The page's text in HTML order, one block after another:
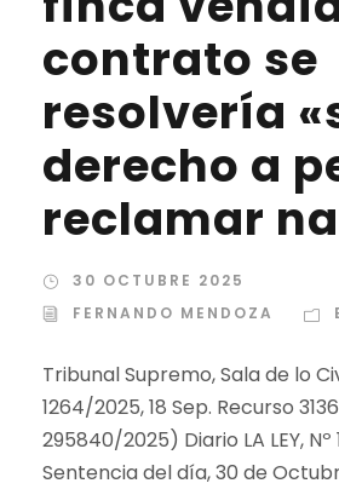
contrato se
resolvería
derecho a
reclamar
30 OCTUBRE 2025
FERNANDO MENDOZA
Tribunal Supremo, Sala de lo
1264/2025, 18 Sep. Recurso
295840/2025) Diario LA LEY, Nº
Sentencia del día, 30 de